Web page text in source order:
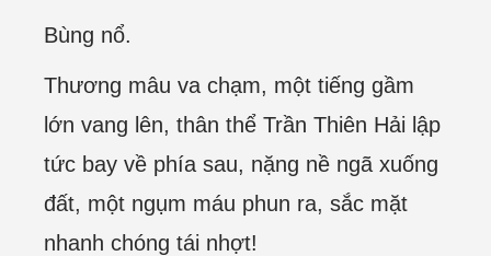
Bùng nổ.
Thương mâu va chạm, một tiếng gầm
lớn vang lên, thân thể Trần Thiên Hải lập
tức bay về phía sau, nặng nề ngã xuống
đất, một ngụm máu phun ra, sắc mặt
nhanh chóng tái nhợt!